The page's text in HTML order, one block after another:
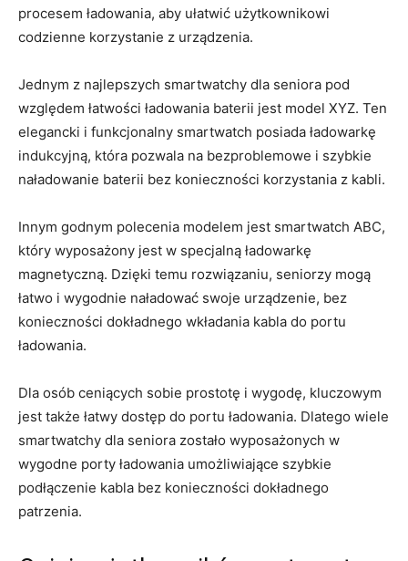
procesem​ ładowania, aby ułatwić użytkownikowi
codzienne korzystanie z urządzenia.
Jednym z najlepszych⁣ smartwatchy dla seniora pod
względem łatwości ładowania baterii jest model XYZ. Ten‍
elegancki i funkcjonalny smartwatch posiada ładowarkę
indukcyjną, która ‌pozwala na bezproblemowe i⁤ szybkie
naładowanie baterii bez konieczności korzystania z kabli.
Innym godnym polecenia modelem jest smartwatch⁣ ABC,
który wyposażony jest w specjalną ładowarkę
magnetyczną. Dzięki temu rozwiązaniu, seniorzy ‍mogą
łatwo i wygodnie naładować swoje urządzenie, bez⁤
konieczności dokładnego wkładania kabla do portu
ładowania.
Dla osób ⁢ceniących sobie prostotę i wygodę, kluczowym
jest także⁣ łatwy dostęp do portu ładowania. Dlatego wiele
smartwatchy dla seniora zostało wyposażonych w
wygodne porty ładowania umożliwiające szybkie
podłączenie kabla bez konieczności dokładnego
patrzenia.